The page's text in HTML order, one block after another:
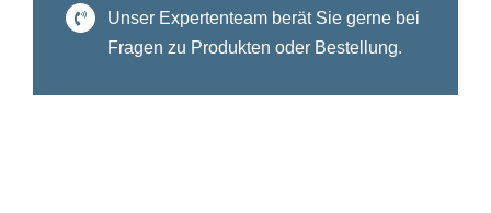
Unser Expertenteam berät Sie gerne bei
Fragen zu Produkten oder Bestellung.